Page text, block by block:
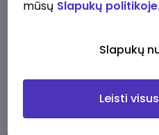
(-ė) (Kaunas)
mūsų Slapukų
Slapukų
Leisti